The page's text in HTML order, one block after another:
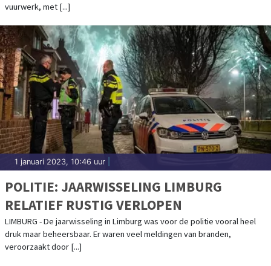
vuurwerk, met [...]
1 januari 2023, 10:46 uur
POLITIE: JAARWISSELING LIMBURG
RELATIEF RUSTIG VERLOPEN
LIMBURG - De jaarwisseling in Limburg was voor de politie vooral heel
druk maar beheersbaar. Er waren veel meldingen van branden,
veroorzaakt door [...]